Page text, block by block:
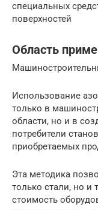
специальных
поверхностей
Область
Использование
только в
области, но и в
потребители
приобретаемых
Эта методика
только стали, но и
стоимость